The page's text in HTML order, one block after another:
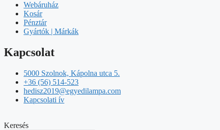
Webáruház
Kosár
Pénztár
Gyártók | Márkák
Kapcsolat
5000 Szolnok, Kápolna utca 5.
+36 (56) 514-523
hedisz2019@egyedilampa.com
Kapcsolati ív
Keresés